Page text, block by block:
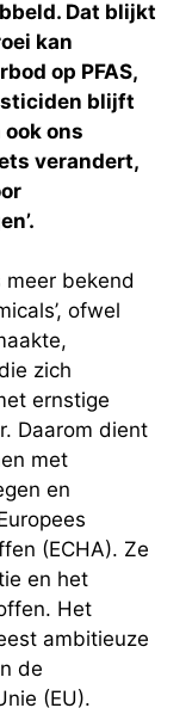
Dat blijkt
kan
op PFAS,
blijft
ook ons
verandert,
bekend
ofwel
zich
ernstige
Daarom dient
met
en
(ECHA). Ze
en het
Het
ambitieuze
de
(EU).